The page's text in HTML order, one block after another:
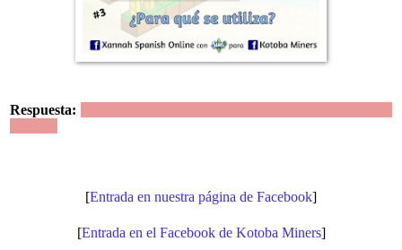
Respuesta:
[Entrada en nuestra página de Facebook]
[Entrada en el Facebook de Kotoba Miners]